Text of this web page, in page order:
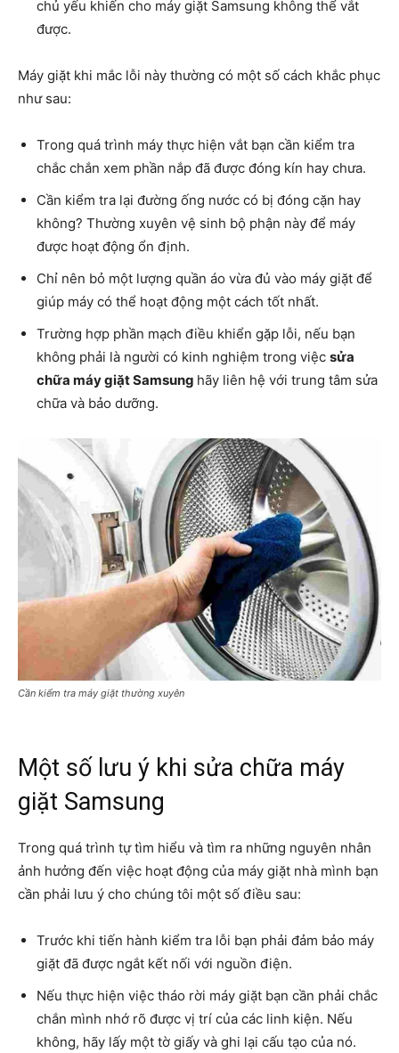
chủ yếu khiến cho máy giặt Samsung không thể vắt
được.
Máy giặt khi mắc lỗi này thường có một số cách khắc phục
như sau:
Trong quá trình máy thực hiện vắt bạn cần kiểm tra
chắc chắn xem phần nắp đã được đóng kín hay chưa.
Cần kiểm tra lại đường ống nước có bị đóng cặn hay
không? Thường xuyên vệ sinh bộ phận này để máy
được hoạt động ổn định.
Chỉ nên bỏ một lượng quần áo vừa đủ vào máy giặt để
giúp máy có thể hoạt động một cách tốt nhất.
Trường hợp phần mạch điều khiển gặp lỗi, nếu bạn
không phải là người có kinh nghiệm trong việc sửa
chữa máy giặt Samsung hãy liên hệ với trung tâm sửa
chữa và bảo dưỡng.
Cần kiểm tra máy giặt thường xuyên
Một số lưu ý khi sửa chữa máy
giặt Samsung
Trong quá trình tự tìm hiểu và tìm ra những nguyên nhân
ảnh hưởng đến việc hoạt động của máy giặt nhà mình bạn
cần phải lưu ý cho chúng tôi một số điều sau:
Trước khi tiến hành kiểm tra lỗi bạn phải đảm bảo máy
giặt đã được ngắt kết nối với nguồn điện.
Nếu thực hiện việc tháo rời máy giặt bạn cần phải chắc
chắn mình nhớ rõ được vị trí của các linh kiện. Nếu
không, hãy lấy một tờ giấy và ghi lại cấu tạo của nó.